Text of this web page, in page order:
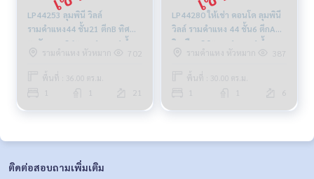
LP44253 ลุมพินี วิลล์
รามคำแหง44 ชั้น21 ตึกB ทิศ
ตะวันออก 36ตรม. 1นอน 1น้ำ
13,000บ. 094-315-6166
รามคำแหง หัวหมาก 702
พื้นที่ : 36.00 ตร.ม.
LP44280 ให้เช่า คอนโด ลุมพินี
วิลล์ รามคำแหง 44 ชั้น6 ตึกA
วิวเมือง 30ตรม. 1นอน 1น้ำ
9,900 บาท 064-959-8900
รามคำแหง หัวหมาก 387
พื้นที่ : 30.00 ตร.ม.
6
ติดต่อสอบถามเพิ่มเติม